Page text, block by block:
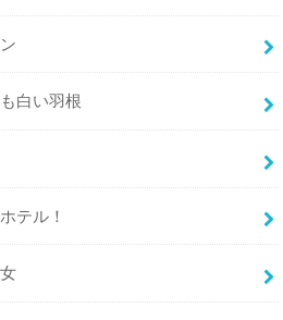
白い羽根
テル！